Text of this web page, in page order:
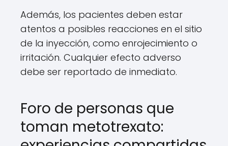
Además, los pacientes deben estar
atentos a posibles reacciones en el sitio
de la inyección, como enrojecimiento o
irritación. Cualquier efecto adverso
debe ser reportado de inmediato.
Foro de personas que
toman metotrexato: